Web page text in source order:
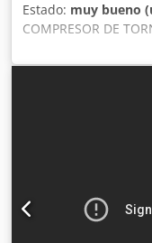
Estado: muy bueno
COMPRESOR DE
CAUDAL DE 2,06
Epjx Ag Ssk AÑO DE
PERFECTO ESTADO